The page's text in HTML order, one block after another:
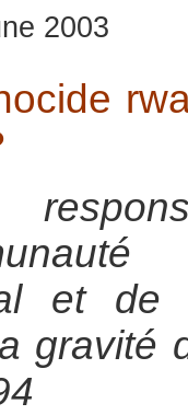
2003
et de
gravité